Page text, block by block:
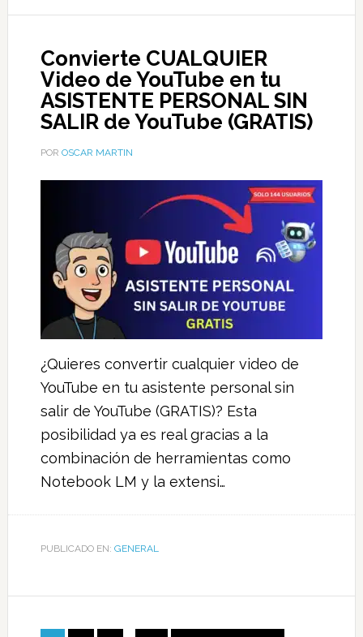
Convierte CUALQUIER
Video de YouTube en tu
ASISTENTE PERSONAL SIN
SALIR de YouTube (GRATIS)
POR OSCAR MARTIN
¿Quieres convertir cualquier video de
YouTube en tu asistente personal sin
salir de YouTube (GRATIS)? Esta
posibilidad ya es real gracias a la
combinación de herramientas como
Notebook LM y la extensi…
PUBLICADO EN: GENERAL